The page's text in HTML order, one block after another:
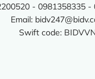
- 0981358335
Email:
Swift code: